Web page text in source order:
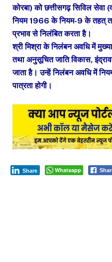
कोरबा) को छत्तीसगढ़ सिविल सेवा
नियम 1966 के नियम-9 के तहत्
प्रभाव से निलंबित करता है।
श्री मिश्रा के निलंबन अवधि में
तथा अनुसूचित जाति विकास,
जाता है। उन्हें निलंबन अवधि में
पात्रता होगी।
Whatsapp
Share